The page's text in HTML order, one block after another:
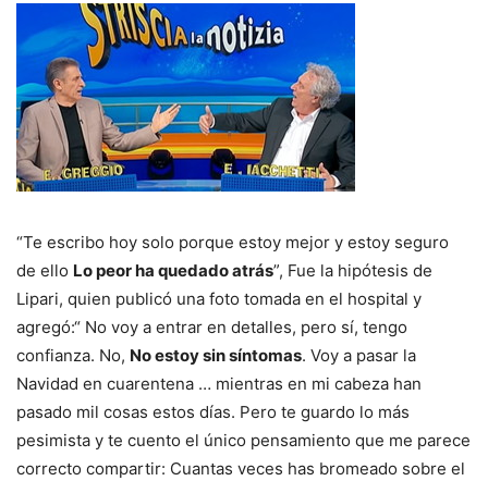
“Te escribo hoy solo porque estoy mejor y estoy seguro
de ello Lo peor ha quedado atrás”, Fue la hipótesis de
Lipari, quien publicó una foto tomada en el hospital y
agregó:“ No voy a entrar en detalles, pero sí, tengo
confianza. No, No estoy sin síntomas. Voy a pasar la
Navidad en cuarentena … mientras en mi cabeza han
pasado mil cosas estos días. Pero te guardo lo más
pesimista y te cuento el único pensamiento que me parece
correcto compartir: Cuantas veces has bromeado sobre el